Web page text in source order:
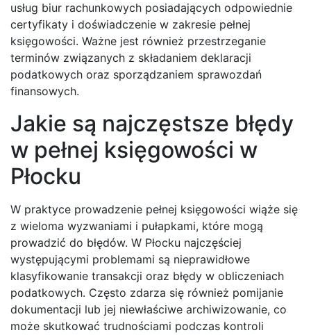
usług biur rachunkowych posiadających odpowiednie
certyfikaty i doświadczenie w zakresie pełnej
księgowości. Ważne jest również przestrzeganie
terminów związanych z składaniem deklaracji
podatkowych oraz sporządzaniem sprawozdań
finansowych.
Jakie są najczęstsze błędy
w pełnej księgowości w
Płocku
W praktyce prowadzenie pełnej księgowości wiąże się
z wieloma wyzwaniami i pułapkami, które mogą
prowadzić do błędów. W Płocku najczęściej
występującymi problemami są nieprawidłowe
klasyfikowanie transakcji oraz błędy w obliczeniach
podatkowych. Często zdarza się również pomijanie
dokumentacji lub jej niewłaściwe archiwizowanie, co
może skutkować trudnościami podczas kontroli